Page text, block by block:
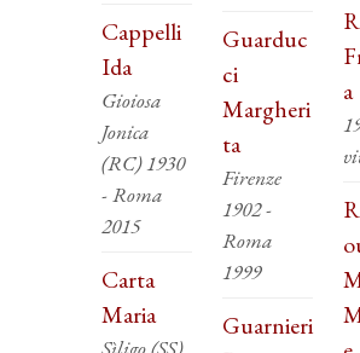
Cappelli
Ida
Gioiosa
Jonica
(RC) 1930
- Roma
2015
Carta
Maria
Guarduc
ci
Margheri
ta
Firenze
1902 -
Roma
1999
Guarnieri
a